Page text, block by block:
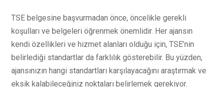
TSE belgesine başvurmadan önce, öncelikle gerekli
koşulları ve belgeleri öğrenmek önemlidir. Her ajansın
kendi özellikleri ve hizmet alanları olduğu için, TSE’nin
belirlediği standartlar da farklılık gösterebilir. Bu yüzden,
ajansınızın hangi standartları karşılayacağını araştırmak ve
eksik kalabileceğiniz noktaları belirlemek gerekiyor.